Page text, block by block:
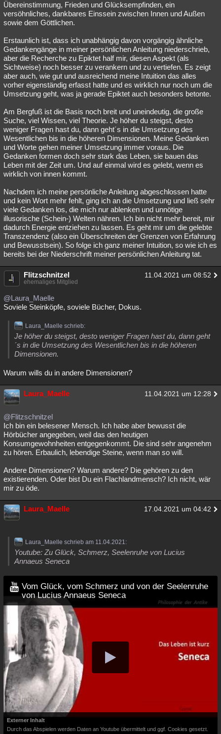
Übereinstimmung, Frieden und Glücksempfinden, ein
versöhnliches, dankbares Einssein zwischen Innen und Außen
sowie dem Göttlichen.
Erstaunlich ist, dass ich unabhängig davon vorgängig ähnliche
Gedankengänge in meiner persönlichen Anleitung niederschrieb,
aber die Recherche zu Epiktet half mir, diesen Aspekt (als
Sichtweise) noch besser zu verankern und zu vertiefen. Es zeigt
aber auch, wie gut und ausreichend meine Intuition das alles
vorher eigenständig erfasst hatte und es wirklich nur noch um die
Umsetzung geht, was ja gerade Epiktet auch besonders betonte.
Am Bergfuß ist die Basis noch breit und uneindeutig, die große
Suche, viel Wissen, viel Theorie. Je höher du steigst, desto
weniger Fragen hast du, dann geht´s in die Umsetzung des
Wesentlichen bis in die höheren Dimensionen. Meine Gedanken
und Worte gehen meiner Umsetzung immer voraus. Die
Gedanken formen doch sehr stark das Leben, sie bauen das
Leben mit der Zeit um. Und auf einmal wird es gelebt, wenn es
wirklich von innen kommt.
Nachdem ich meine persönliche Anleitung abgeschlossen hatte
und kein Wort mehr fehlt, ging ich an die Umsetzung und ließ sehr
viele Gedanken los, die mich nur ablenken und unnötige
illusorische (Schein-) Welten nähren. Ich bin nicht mehr bereit, mir
dadurch Energie entziehen zu lassen. Es geht mir um die gelebte
Transzendenz (also ein Überschreiten der Grenzen von Erfahrung
und Bewusstsein). So folge ich ganz meiner Intuition, so wie ich es
bereits bei der Niederschrift meiner persönlichen Anleitung tat.
Flitzschnitzel 11.04.2021 um 08:52
ehemaliges Mitglied
@Laura_Maelle
Soviele Steinköpfe, soviele Bücher, Dokus.
Laura_Maelle schrieb:
Je höher du steigst, desto weniger Fragen hast du, dann geht
´s in die Umsetzung des Wesentlichen bis in die höheren
Dimensionen.
Warum wills du in andere Dimensionen?
Laura_Maelle 11.04.2021 um 12:28
@Flitzschnitzel
Ich bin ein belesener Mensch. Ich habe aber bewusst die
Hörbücher angegeben, weil das den heutigen
Konsumgewohnheiten entgegenkommt. Die sind sehr angenehm
zu hören. Erbaulich, lebendige Steine, wenn man so will.
Andere Dimensionen? Warum andere? Die gehören zu den
existierenden. Oder bist Du ein Flachlandmensch? Ich nicht, wär
mir zu öde.
Laura_Maelle 17.04.2021 um 04:42
Laura_Maelle schrieb am 11.04.2021:
Youtube: Zu Glück, Schmerz, Seelenruhe von Lucius
Annaeus Seneca
Vom Glück, vom Schmerz und von der Seelenruhe
von Lucius Annaeus Seneca
Externer Inhalt
Durch das Abspielen werden Daten an Youtube übermittelt und ggf. Cookies gesetzt.